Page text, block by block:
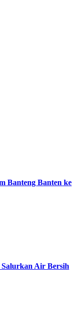
Banteng Banten ke
Salurkan Air Bersih